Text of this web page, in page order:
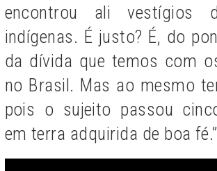
encontrou ali vestígios
indígenas. É justo? É, do
da dívida que temos com
no Brasil. Mas ao mesmo
pois o sujeito passou
em terra adquirida de boa fé.”